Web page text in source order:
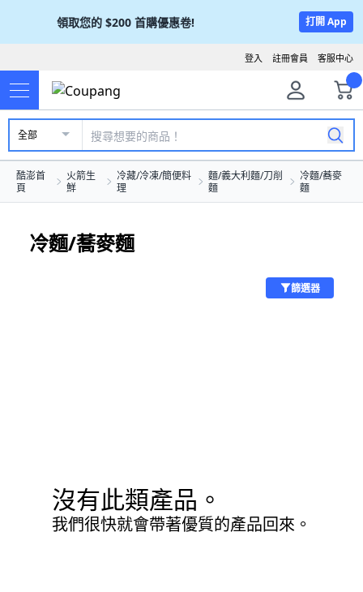
領取您的 $200 首購優惠卷! 打開 App
客服中心
註冊會員
登入
全部
酷澎首
頁
火箭生
鮮
冷藏/冷凍/簡便料
理
麵/義大利麵/刀削
麵
冷麵/蕎麥
麵
冷麵/蕎麥麵
篩選器
沒有此類產品。
我們很快就會帶著優質的產品回來。